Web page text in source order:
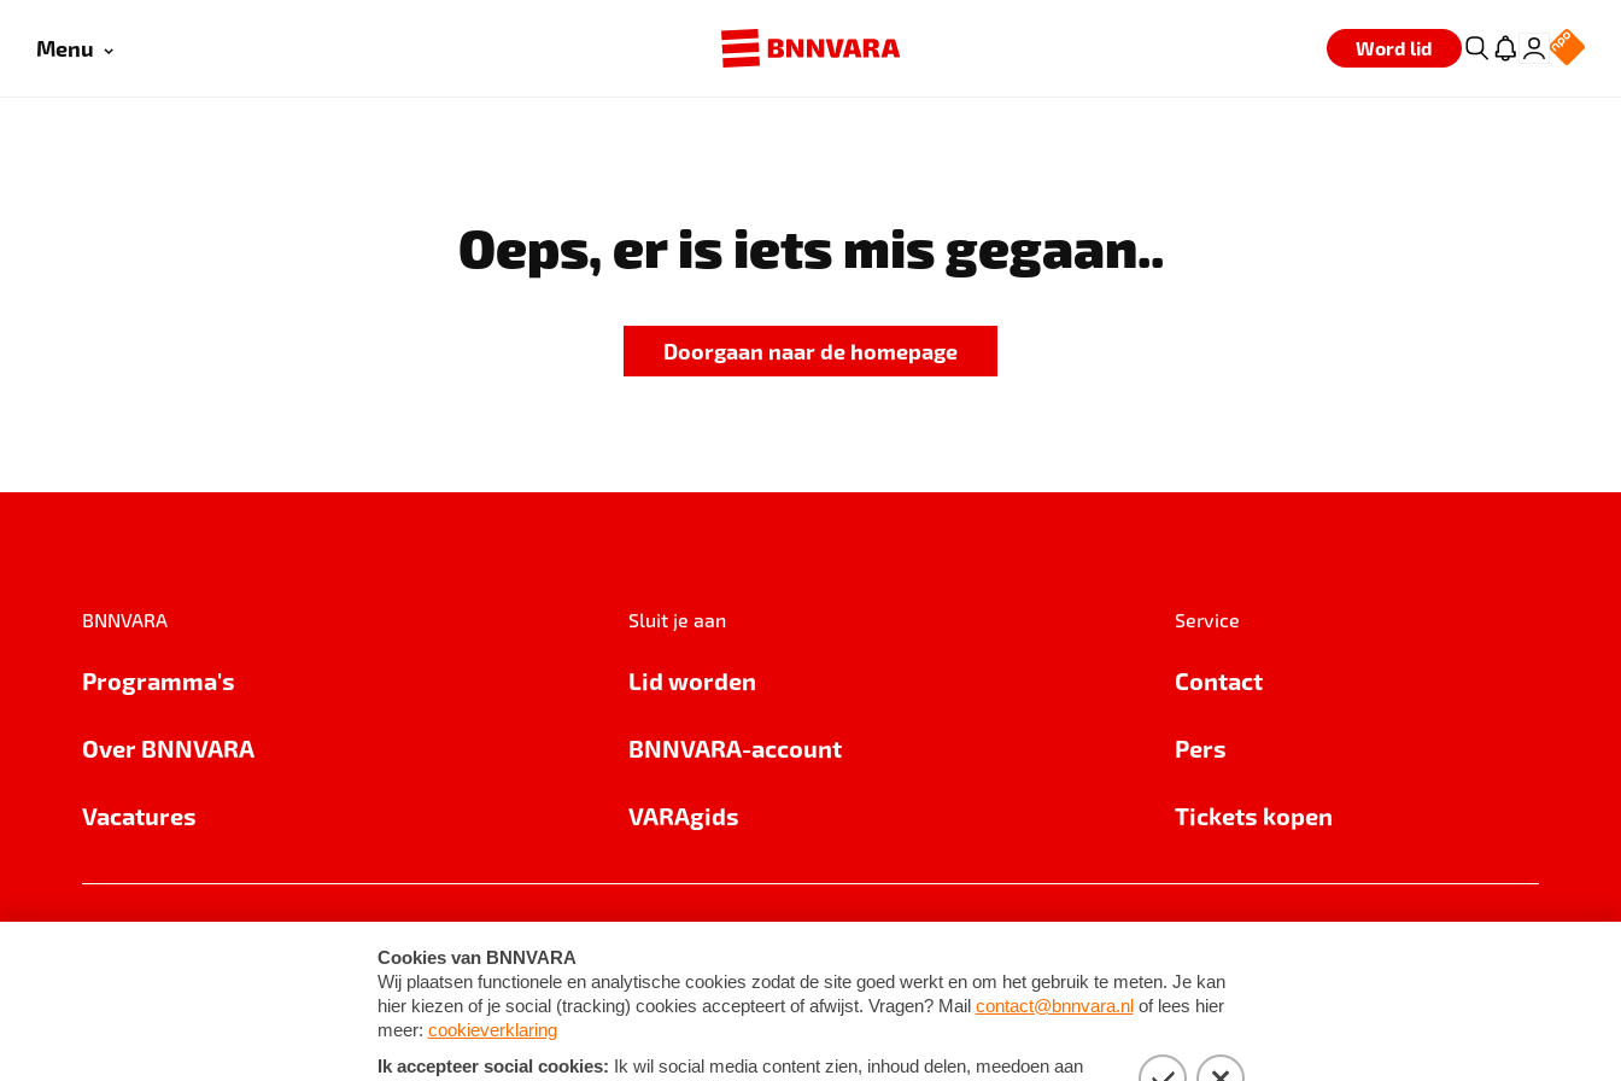
Menu Word lid
Oeps, er is iets mis gegaan..
Doorgaan naar de homepage
BNNVARA
Programma's
Over BNNVARA
Vacatures
Sluit je aan
Lid worden
BNNVARA-account
VARAgids
Service
Contact
Pers
Tickets kopen
Cookie-instellingen Algemene voorwaarden ©2026BNNVARA